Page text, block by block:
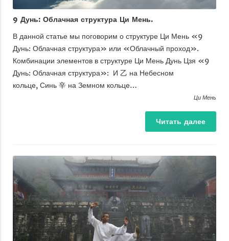
9 Дунь: Облачная структура Ци Мень.
В данной статье мы поговорим о структуре Ци Мень «9
Дунь: Облачная структура» или «Облачный проход».
Комбинации элементов в структуре Ци Мень Дунь Цзя «9
Дунь: Облачная структура»: И 乙 на Небесном
кольце, Синь 辛 на Земном кольце…
Ци Мень
Читать далее